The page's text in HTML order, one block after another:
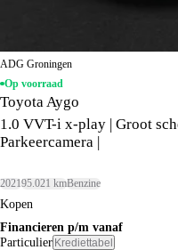
ADG Groningen
Op voorraad
Toyota Aygo
1.0 VVT-i x-play | Groot
Parkeercamera |
202195.021 kmBenzine
Kopen
Financieren p/m vanaf
Particulier Krediettabel